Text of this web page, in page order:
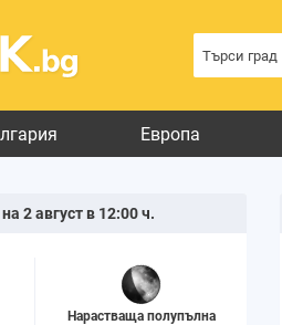
Европа
2 август в 12:00 ч.
Нарастваща полупълна